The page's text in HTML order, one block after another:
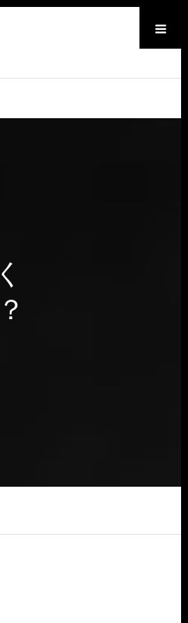
メニュー